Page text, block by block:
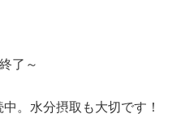
了～
。水分摂取も大切です！